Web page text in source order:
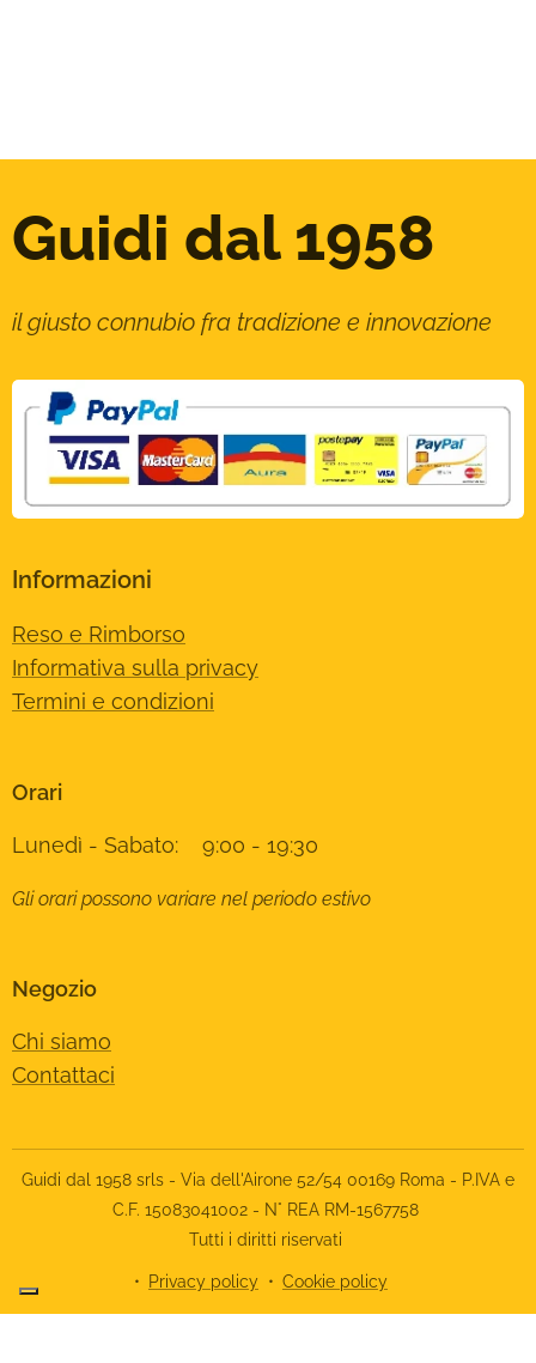
Guidi dal 1958
il giusto connubio fra tradizione e innovazione
Informazioni
Reso e Rimborso
Informativa sulla privacy
Termini e condizioni
Orari
Lunedì - Sabato: 9:00 - 19:30
Gli orari possono variare nel periodo estivo
Negozio
Chi siamo
Contattaci
Guidi dal 1958 srls - Via dell'Airone 52/54 00169 Roma - P.IVA e
C.F. 15083041002 - N° REA RM-1567758
Tutti i diritti riservati
Privacy policy Cookie policy